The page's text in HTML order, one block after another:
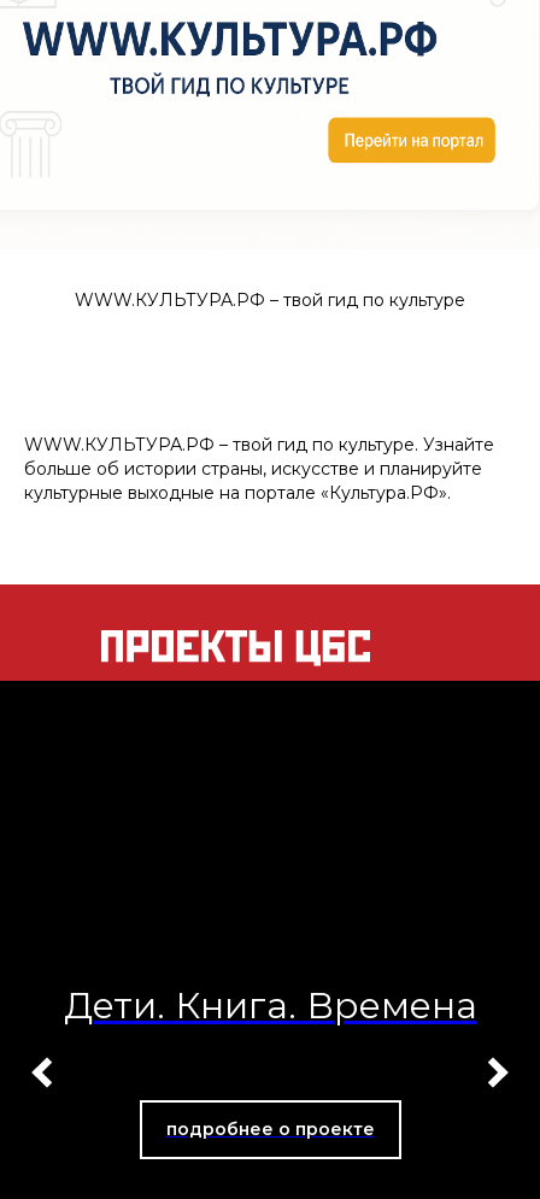
WWW.КУЛЬТУРА.РФ – твой гид по культуре
WWW.КУЛЬТУРА.РФ – твой гид по культуре. Узнайте
больше об истории страны, искусстве и планируйте
культурные выходные на портале «Культура.РФ».
Дети. Книга. Времена
подробнее о проекте